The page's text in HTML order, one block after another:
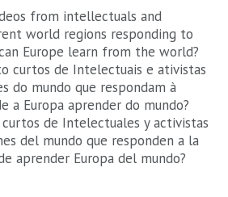
from intellectuals and
world regions responding to
Europe learn from the world?
curtos de Intelectuais e ativistas
do mundo que respondam à
a Europa aprender do mundo?
de Intelectuales y activistas
del mundo que responden a la
aprender Europa del mundo?